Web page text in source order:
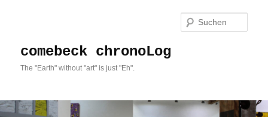
comebeck chronoLog
The "Earth" without "art" is just "Eh".